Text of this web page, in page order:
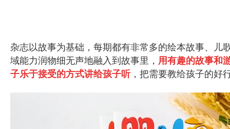
杂志以故事为基础，每期都有非常多的绘本故事、儿
域能力润物细无声地融入到故事里， 用有趣的故事和
子乐于接受的方式讲给孩子听，把需要教给孩子的好